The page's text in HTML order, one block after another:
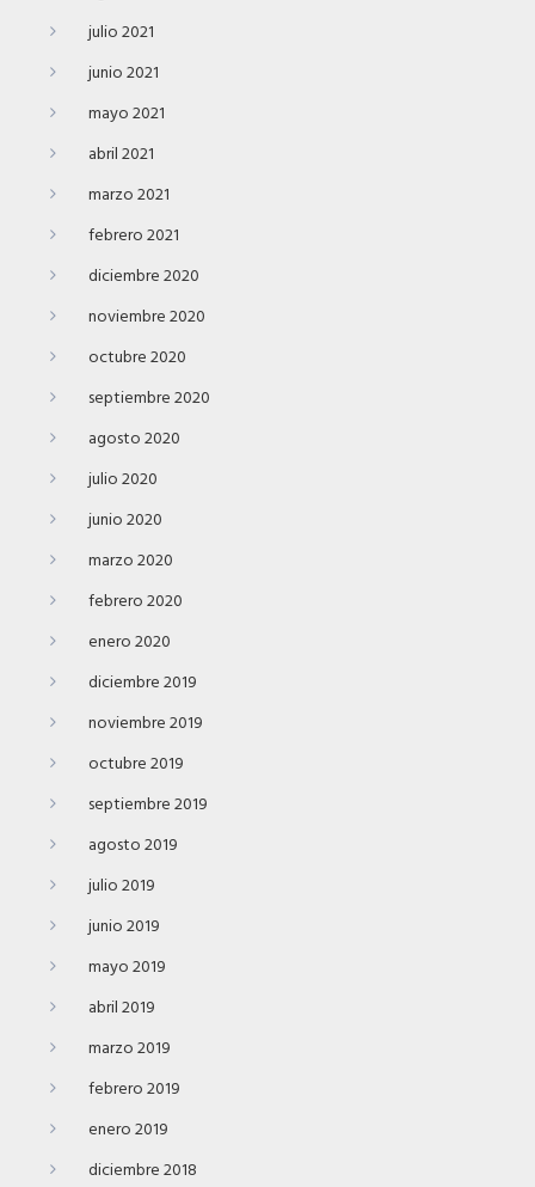
julio 2021
junio 2021
mayo 2021
abril 2021
marzo 2021
febrero 2021
diciembre 2020
noviembre 2020
octubre 2020
septiembre 2020
agosto 2020
julio 2020
junio 2020
marzo 2020
febrero 2020
enero 2020
diciembre 2019
noviembre 2019
octubre 2019
septiembre 2019
agosto 2019
julio 2019
junio 2019
mayo 2019
abril 2019
marzo 2019
febrero 2019
enero 2019
diciembre 2018